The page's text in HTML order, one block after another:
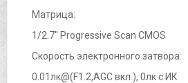
Матрица:
1/2.7" Progressive Scan CMOS
Скорость электронного затвора:
0.01лк@(F1.2,AGC вкл.), 0лк с ИК